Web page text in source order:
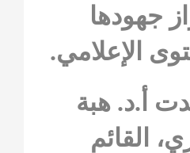
جهودها
الإعلامي.
أ.د. هبة
القائم